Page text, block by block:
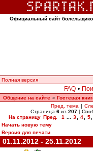
Официальный сайт
Полная версия
FAQ •
Общение на сайте » Гостевая
Пред. тема |
Страница 6 из 207 [
На страницу Пред. 1 3 4 5
Начать новую тему
Версия для печати
01.11.2012 - 25.11.2012